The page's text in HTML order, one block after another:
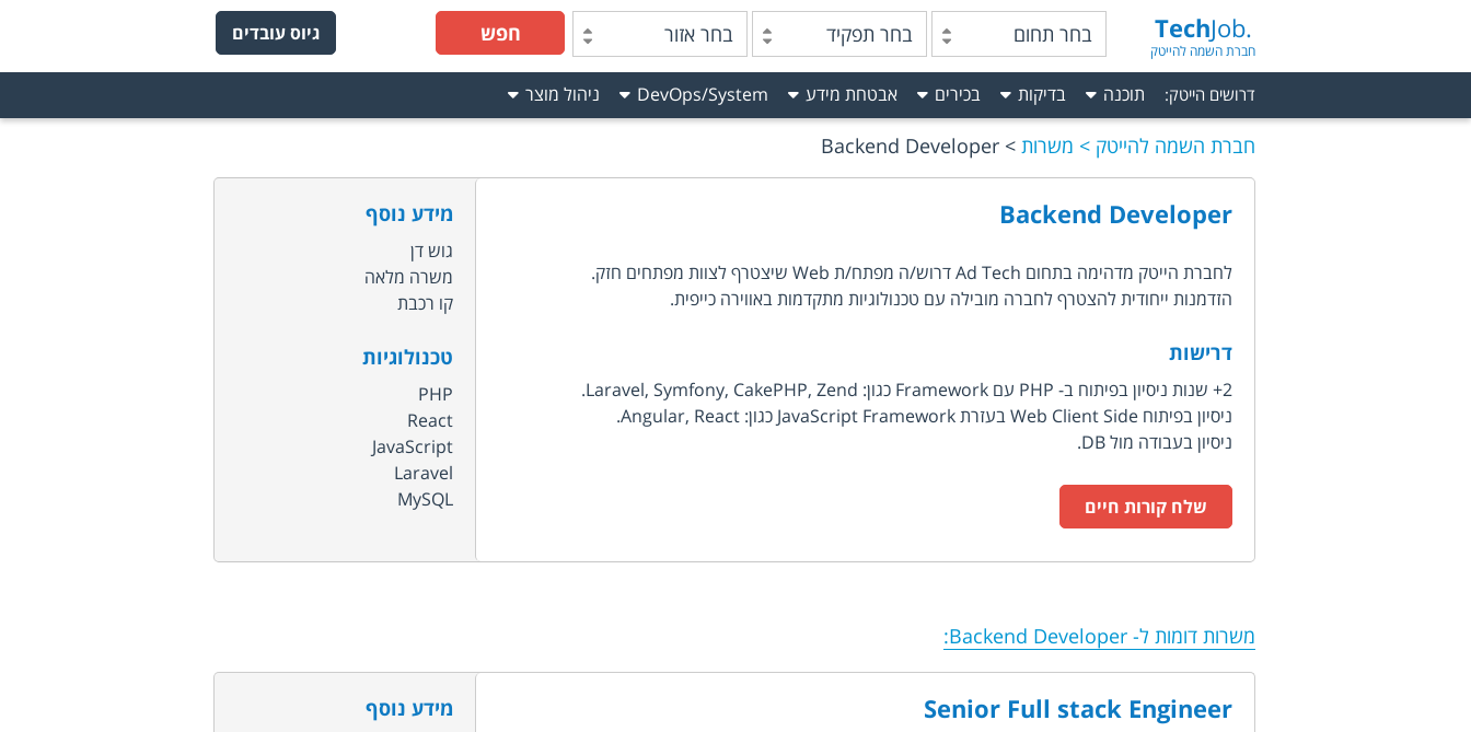
TechJob.
חברת השמה להייטק
בחר תחום בחר תפקיד בחר אזור חפש גיוס עובדים
דרושים הייטק: תוכנה בדיקות בכירים אבטחת מידע DevOps/System ניהול מוצר
חברת השמה להייטק משרות Backend Developer
Backend Developer
לחברת הייטק מדהימה בתחום Ad Tech דרוש/ה מפתח/ת Web שיצטרף לצוות מפתחים חזק.
הזדמנות ייחודית להצטרף לחברה מובילה עם טכנולוגיות מתקדמות באווירה כייפית.
דרישות
2+ שנות ניסיון בפיתוח ב- PHP עם Framework כגון: Laravel, Symfony, CakePHP, Zend.
ניסיון בפיתוח Web Client Side בעזרת JavaScript Framework כגון: Angular, React.
ניסיון בעבודה מול DB.
מידע נוסף
גוש דן
משרה מלאה
קו רכבת
טכנולוגיות
PHP
React
JavaScript
Laravel
MySQL
שלח קורות חיים
משרות דומות ל- Backend Developer
:
Senior Full stack Engineer מידע נוסף